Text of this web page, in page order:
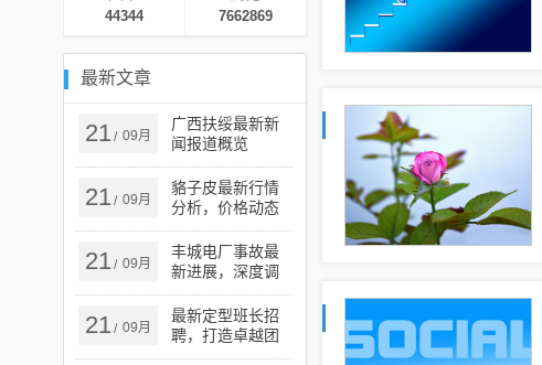
44344 7662869
最新文章
21 / 09月
广西扶绥最新新
闻报道概览
21 / 09月
貉子皮最新行情
分析，价格动态
与市场趋势探讨
21 / 09月
丰城电厂事故最
新进展，深度调
查及后续处理措
施更新
21 / 09月
最新定型班长招
聘，打造卓越团
队的核心力量